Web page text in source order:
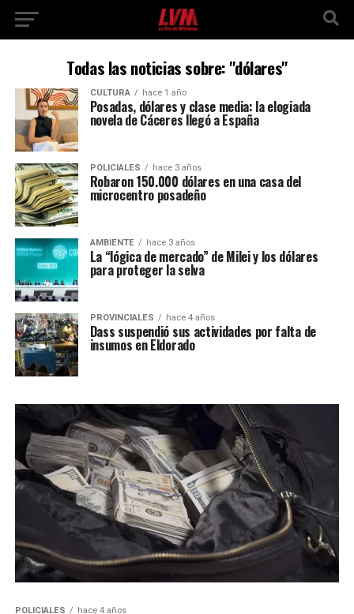
Todas las noticias sobre: "dólares"
CULTURA hace 1 año
Posadas, dólares y clase media: la elogiada
novela de Cáceres llegó a España
POLICIALES hace 3 años
Robaron 150.000 dólares en una casa del
microcentro posadeño
AMBIENTE hace 3 años
La “lógica de mercado” de Milei y los dólares
para proteger la selva
PROVINCIALES hace 4 años
Dass suspendió sus actividades por falta de
insumos en Eldorado
POLICIALES hace 4 años